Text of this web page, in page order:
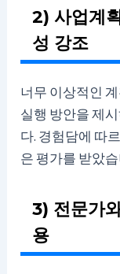
2) 사업계
성 강조
너무 이상적인
실행 방안을 제
다. 경험담에 따
은 평가를 받았
3) 전문가
용